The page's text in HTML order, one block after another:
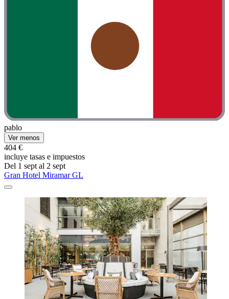
pablo
Ver menos
404 €
incluye tasas e impuestos
Del 1 sept al 2 sept
Gran Hotel Miramar GL